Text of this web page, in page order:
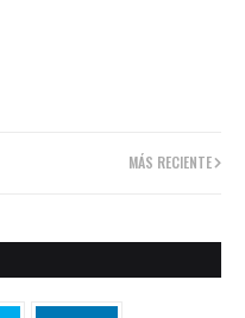
MÁS RECIENTE